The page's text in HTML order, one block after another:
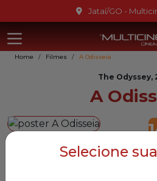
Ir para o conteúdo
Ir para o menu
Jataí/GO -
Home Filmes A Odisseia
The Odyssey,
A
Selecione